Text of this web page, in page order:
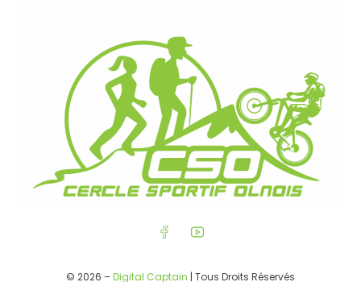
© 2026 –Digital Captain | Tous Droits Réservés